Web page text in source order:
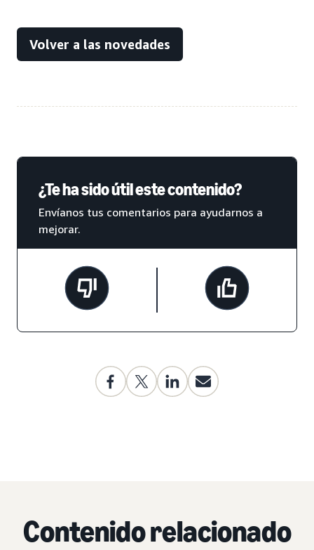
Volver a las novedades
¿Te ha sido útil este contenido?
Envíanos tus comentarios para ayudarnos a
mejorar.
Contenido relacionado